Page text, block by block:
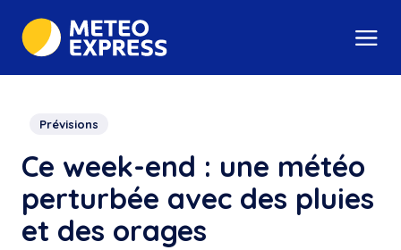
Prévisions
Ce week-end : une météo
perturbée avec des pluies
et des orages